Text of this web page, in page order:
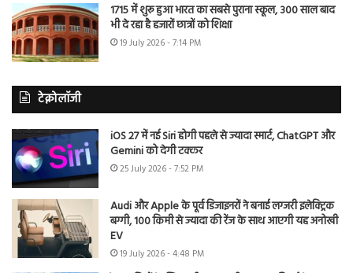
1715 में शुरू हुआ भारत का सबसे पुराना स्कूल, 300 साल बाद
भी दे रहा है हजारों छात्रों को शिक्षा
19 July 2026 - 7:14 PM
टेक्नोलॉजी
iOS 27 में नई Siri होगी पहले से ज्यादा स्मार्ट, ChatGPT और
Gemini को देगी टक्कर
25 July 2026 - 7:52 PM
Audi और Apple के पूर्व डिजाइनरों ने बनाई लग्जरी इलेक्ट्रिक
बग्गी, 100 किमी से ज्यादा की रेंज के साथ आएगी यह अनोखी
EV
19 July 2026 - 4:48 PM